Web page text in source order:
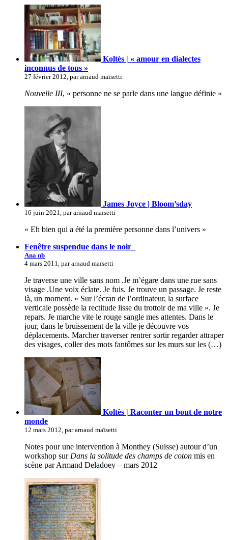
Koltès | « amour en dialectes
inconnus de tous »
27 février 2012, par arnaud maïsetti
Nouvelle III, « personne ne se parle dans une langue définie »
James Joyce | Bloom’sday
16 juin 2021, par arnaud maïsetti
« Eh bien qui a été la première personne dans l’univers »
Fenêtre suspendue dans le noir_
Ana nb
4 mars 2011, par arnaud maïsetti
Je traverse une ville sans nom .Je m’égare dans une rue sans
visage .Une voix éclate. Je fuis. Je trouve un passage. Je reste
là, un moment. « Sur l’écran de l’ordinateur, la surface
verticale possède la rectitude lisse du trottoir de ma ville ». Je
repars. Je marche vite le rouge sangle mes attentes. Dans le
jour, dans le bruissement de la ville je découvre vos
déplacements. Marcher traverser rentrer sortir regarder attraper
des visages, coller des mots fantômes sur les murs sur les (…)
Koltès | Raconter un bout de notre
monde
12 mars 2012, par arnaud maïsetti
Notes pour une intervention à Monthey (Suisse) autour d’un
workshop sur Dans la solitude des champs de coton mis en
scène par Armand Deladoey – mars 2012